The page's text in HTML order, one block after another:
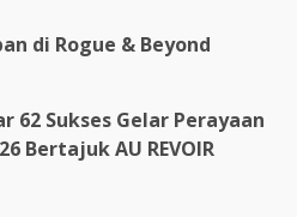
di Rogue & Beyond
62 Sukses Gelar Perayaan
Bertajuk AU REVOIR